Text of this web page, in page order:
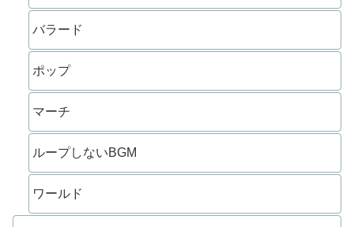
バラード
ポップ
マーチ
ループしないBGM
ワールド